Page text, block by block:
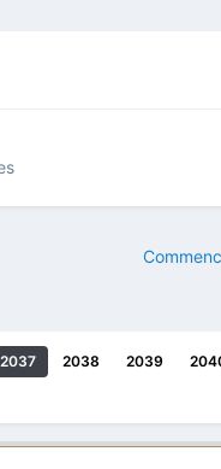
2037 2038 2039